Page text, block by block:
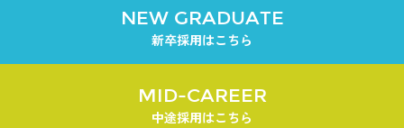
NEW GRADUATE
新卒採用はこちら
MID-CAREER
中途採用はこちら